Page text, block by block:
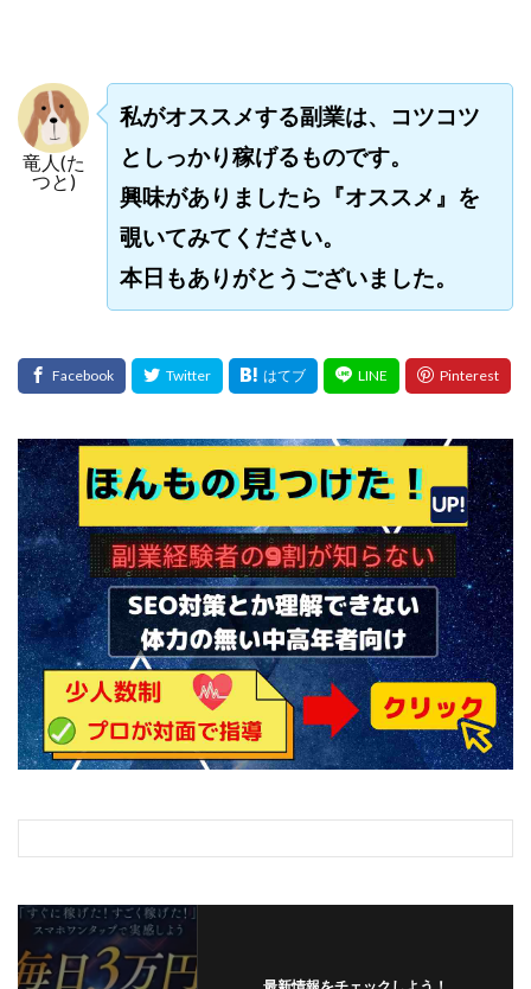
竜人(た
つと)
私がオススメする副業は、コツコツ
としっかり稼げるものです。
興味がありましたら『オススメ』を
覗いてみてください。
本日もありがとうございました。